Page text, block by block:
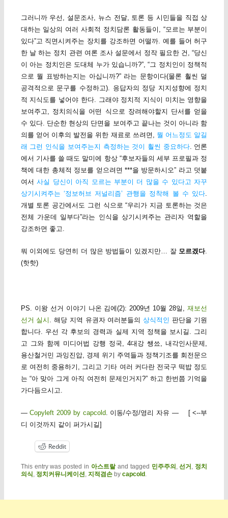
그러니까 우선, 설문조사, 뉴스 전달, 토론 등 시민들을 직접 상
대하는 일상의 여러 사회적 정치담론 활동들이, “모르는 부분이
있다”고 직면시켜주는 장치를 강조하면 어떨까. 예를 들어 허구
한 날 하는 정치 관련 여론 조사 설문에서 정작 필요한 건, “당신
이 아는 정치인은 도대체 누가 있습니까?”, “그 정치인이 정책적
으로 뭘 표방하는지는 아십니까?” 라는 문항이다(물론 훨씬 덜
공격적으로 문구를 수정하고). 응답자의 정당 지지성향에 정치
적 지식도를 넣어야 한다. 그래야 정치적 지식이 미치는 영향을
보여주고, 정치의식을 어떤 식으로 장려해야할지 단서를 얻을
수 있다. 단순한 현상의 단면을 보여주고 끝나는 것이 아니라 함
의를 얻어 이후의 발전을 위한 재료로 쓰려면, 뭘 어느정도 알길
래 그런 인식을 보여주는지 측정하는 것이 훨씬 중요하다. 언론
에서 기사를 쓸 때도 말미에 항상 “후보자들의 세부 프로필과 정
책에 대한 총체적 정보를 얻으려면 ***을 방문하시오” 라고 덧붙
여서사실 당신이 아직 모르는 부분이 더 많을 수 있다고 자꾸
상기시켜주는 ‘정보허브 저널리즘’ 관행을 정착해 볼 수 있다.
개별 토론 공간에서도 그런 식으로 “우리가 지금 토론하는 것은
전체 가운데 일부다”라는 인식을 상기시켜주는 관리자 역할을
강조하면 좋고.
뭐 이외에도 당연히 더 많은 방법들이 있겠지만… 잘 모르겠다.
(핫핫)
PS. 이왕 선거 이야기 나온 김에(2): 2009년 10월 28일,재보선
선거 실시
. 해당 지역 유권자 여러분들의 상식적인 판단을 기원
합니다. 우선 각 후보의 경력과 실제 지역 정책을 보시길. 그리
고 그와 함께 미디어법 강행 정국, 4대강 쌩쑈, 내각인사문제,
용산철거민 과잉진압, 경제 위기 주역들과 정책기조를 회전문으
로 여전히 중용하기, 그리고 기타 여러 커다란 전국구 떡밥 정도
는 “아 맞아 그게 아직 여전히 문제인거지?” 하고 한번쯤 기억을
가다듬으시고.
—Copyleft 2009 by capcold. 이동/수정/영리 자유 — [ <--부
디 이것까지 같이 퍼가시길]
Reddit
This entry was posted in 아스트랄and tagged 민주주의 ,선거
정치
의식 정치커뮤니케이션 지적겸손by capcold.